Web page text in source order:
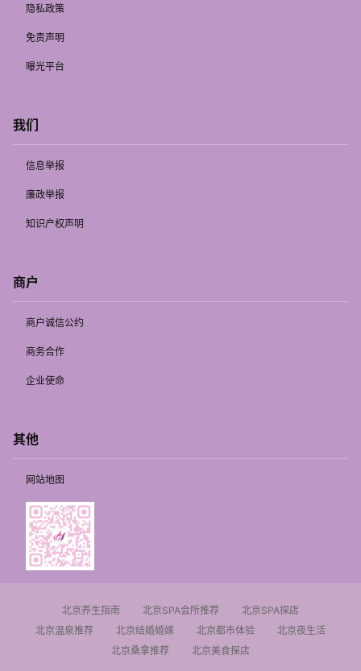
隐私政策
免责声明
曝光平台
我们
信息举报
廉政举报
知识产权声明
商户
商户诚信公约
商务合作
企业使命
其他
网站地图
北京养生指南 北京SPA会所推荐
北京SPA探店
北京温泉推荐
北京结婚婚嫁 北京都市体验
北京夜生活
北京桑拿推荐
北京美食探店